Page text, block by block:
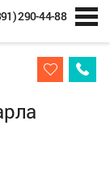
290-44-88